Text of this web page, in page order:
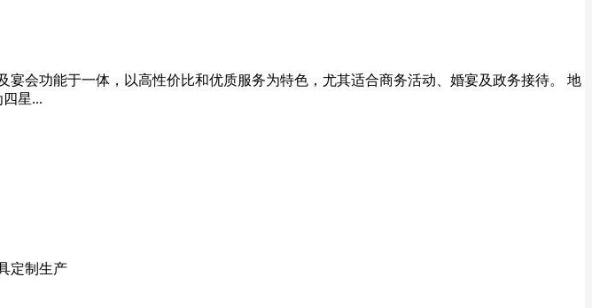
会功能于一体，以高性价比和优质服务为特色，尤其适合商务活动、婚宴及政务接待。 地
星...
定制生产